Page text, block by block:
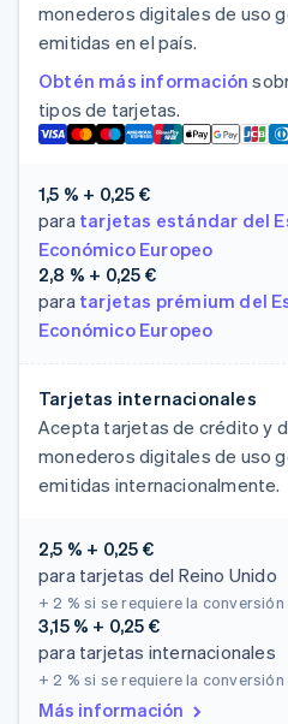
monederos digitales de uso
emitidas en el país.
Obtén más información
tipos de tarjetas.
1,5 % + 0,25 €
para tarjetas estándar del
Económico Europeo
2,8 % + 0,25 €
para tarjetas prémium del
Económico Europeo
Tarjetas internacionales
Acepta tarjetas de crédito y
monederos digitales de uso
emitidas internacionalmente.
2,5 % + 0,25 €
para tarjetas del Reino Unido
+ 2 %si se requiere la
3,15 % + 0,25 €
para tarjetas internacionales
+ 2 %si se requiere la
Más información